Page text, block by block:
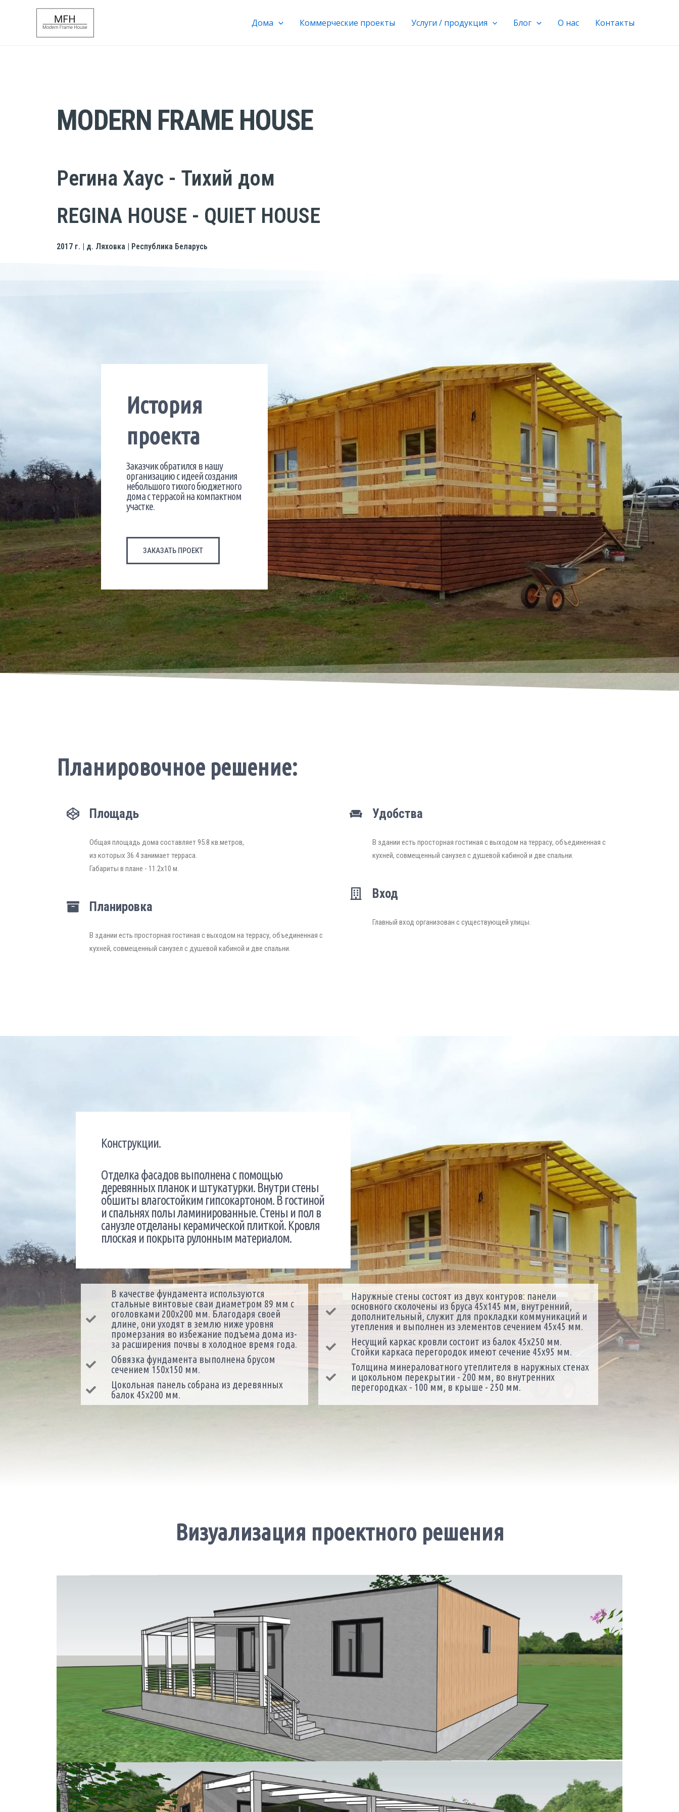
содержимому
Дома Коммерческие проекты Услуги / продукция Блог О нас Контакты
MODERN FRAME HOUSE
Регина Хаус - Тихий дом
REGINA HOUSE - QUIET HOUSE
2017 г. | д. Ляховка | Республика Беларусь
История
проекта
Заказчик обратился в нашу
организацию с идеей создания
небольшого тихого бюджетного
дома с террасой на компактном
участке.
ЗАКАЗАТЬ ПРОЕКТ
Планировочное решение:
Площадь
Общая площадь дома составляет 95.8 кв.метров,
из которых 36.4 занимает терраса.
Габариты в плане - 11.2х10 м.
Планировка
В здании есть просторная гостиная с выходом на террасу, объединенная с
кухней, совмещенный санузел с душевой кабиной и две спальни.
Удобства
В здании есть просторная гостиная с выходом на террасу, объединенная с
кухней, совмещенный санузел с душевой кабиной и две спальни.
Вход
Главный вход организован с существующей улицы.
Конструкции.
Отделка фасадов выполнена с помощью
деревянных планок и штукатурки. Внутри стены
обшиты влагостойким гипсокартоном. В гостиной
и спальнях полы ламинированные. Стены и пол в
санузле отделаны керамической плиткой. Кровля
плоская и покрыта рулонным материалом.
В качестве фундамента используются
стальные винтовые сваи диаметром 89 мм с
оголовками 200х200 мм. Благодаря своей
длине, они уходят в землю ниже уровня
промерзания во избежание подъема дома из-
за расширения почвы в холодное время года.
Обвязка фундамента выполнена брусом
сечением 150х150 мм.
Цокольная панель собрана из деревянных
балок 45х200 мм.
Наружные стены состоят из двух контуров: панели
основного сколочены из бруса 45х145 мм, внутренний,
дополнительный, служит для прокладки коммуникаций и
утепления и выполнен из элементов сечением 45х45 мм.
Несущий каркас кровли состоит из балок 45х250 мм.
Стойки каркаса перегородок имеют сечение 45х95 мм.
Толщина минераловатного утеплителя в наружных стенах
и цокольном перекрытии - 200 мм, во внутренних
перегородках - 100 мм, в крыше - 250 мм.
Визуализация проектного решения